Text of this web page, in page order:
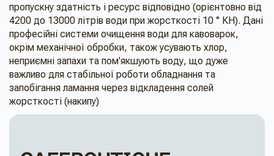
пропускну здатність і ресурс відповідно (орієнтовно від
4200 до 13000 літрів води при жорсткості 10 ° КH). Дані
професійні системи очищення води для кавоварок,
окрім механічної обробки, також усувають хлор,
неприємні запахи та пом'якшують воду, що дуже
важливо для стабільної роботи обладнання та
запобігання ламання через відкладення солей
жорсткості (накипу)